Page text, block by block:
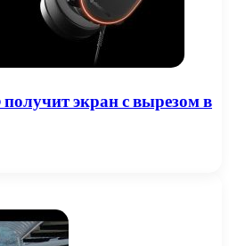
экран с вырезом в